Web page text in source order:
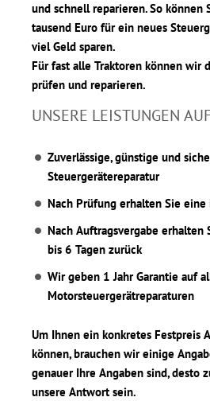
und schnell reparieren. So können
tausend Euro für ein neues
viel Geld sparen.
Für fast alle Traktoren können wir
prüfen und reparieren.
UNSERE LEISTUNGEN
Zuverlässige, günstige und
Steuergerätereparatur
Nach Prüfung erhalten Sie eine
Nach Auftragsvergabe erhalten
bis 6 Tagen zurück
Wir geben 1 Jahr Garantie auf
Motorsteuergerätreparaturen
Um Ihnen ein konkretes Festpreis
können, brauchen wir einige
genauer Ihre Angaben sind, desto
unsere Antwort sein.